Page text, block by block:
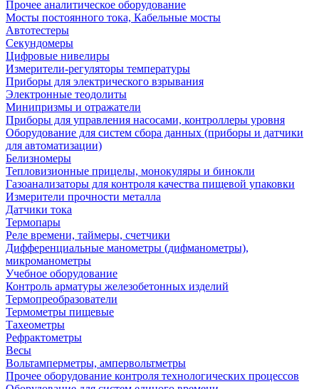
Прочее аналитическое оборудование
Мосты постоянного тока, Кабельные мосты
Автотестеры
Секундомеры
Цифровые нивелиры
Измерители-регуляторы температуры
Приборы для электрического взрывания
Электронные теодолиты
Минипризмы и отражатели
Приборы для управления насосами, контроллеры уровня
Оборудование для систем сбора данных (приборы и датчики
для автоматизации)
Белизномеры
Тепловизионные прицелы, монокуляры и бинокли
Газоанализаторы для контроля качества пищевой упаковки
Измерители прочности металла
Датчики тока
Термопары
Реле времени, таймеры, счетчики
Дифференциальные манометры (дифманометры),
микроманометры
Учебное оборудование
Контроль арматуры железобетонных изделий
Термопреобразователи
Термометры пищевые
Тахеометры
Рефрактометры
Весы
Вольтамперметры, ампервольтметры
Прочее оборудование контроля технологических процессов